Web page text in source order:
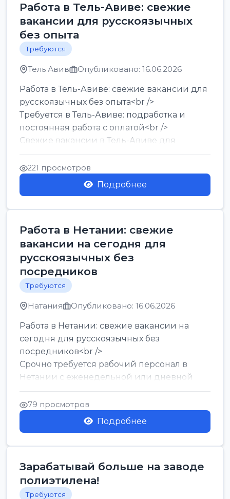
Работа в Тель-Авиве: свежие
вакансии для русскоязычных
без опыта
Требуются
Тель Авив Опубликовано: 16.06.2026
Работа в Тель-Авиве: свежие вакансии для
русскоязычных без опыта<br />
Требуется в Тель-Авиве: подработка и
постоянная работа с оплатой<br />
Свежие вакансии в Тель-Авиве для
мужчин и женщин от хозя...
221 просмотров
Подробнее
Работа в Нетании: свежие
вакансии на сегодня для
русскоязычных без
посредников
Требуются
Натания Опубликовано: 16.06.2026
Работа в Нетании: свежие вакансии на
сегодня для русскоязычных без
посредников<br />
Срочно требуется рабочий персонал в
Нетании с еженедельной или дневной
оплатой<br />
Свежие вакансии в Нетании дл...
79 просмотров
Подробнее
Зарабатывай больше на заводе
полиэтилена!
Требуются